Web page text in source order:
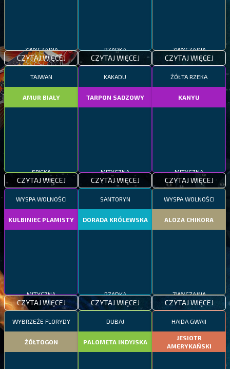
CZYTAJ WIĘCEJ CZYTAJ WIĘCEJ CZYTAJ WIĘCEJ
TAJWAN
AMUR BIAŁY
CZYTAJ WIĘCEJ
KAKADU
TARPON SADZOWY
CZYTAJ WIĘCEJ
ŻÓŁTA RZEKA
KANYU
CZYTAJ WIĘCEJ
WYSPA WOLNOŚCI
KULBINIEC PLAMISTY
CZYTAJ WIĘCEJ
SANTORYN
DORADA KRÓLEWSKA
CZYTAJ WIĘCEJ
WYSPA WOLNOŚCI
ALOZA CHIKORA
CZYTAJ WIĘCEJ
WYBRZEŻE FLORYDY
ŻÓŁTOGON
DUBAJ
PALOMETA INDYJSKA
HAIDA GWAII
JESIOTR
AMERYKAŃSKI